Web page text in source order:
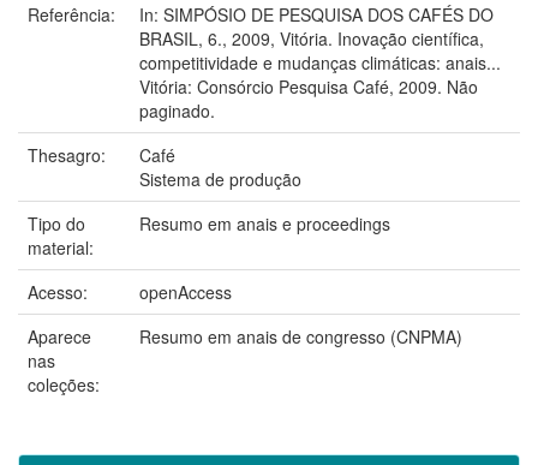
Referência:
In: SIMPÓSIO DE PESQUISA DOS CAFÉS DO
BRASIL, 6., 2009, Vitória. Inovação científica,
competitividade e mudanças climáticas: anais...
Vitória: Consórcio Pesquisa Café, 2009. Não
paginado.
Thesagro:
Café
Sistema de produção
Tipo do
material:
Resumo em anais e proceedings
Acesso:
openAccess
Aparece
nas
coleções:
Resumo em anais de congresso (CNPMA)